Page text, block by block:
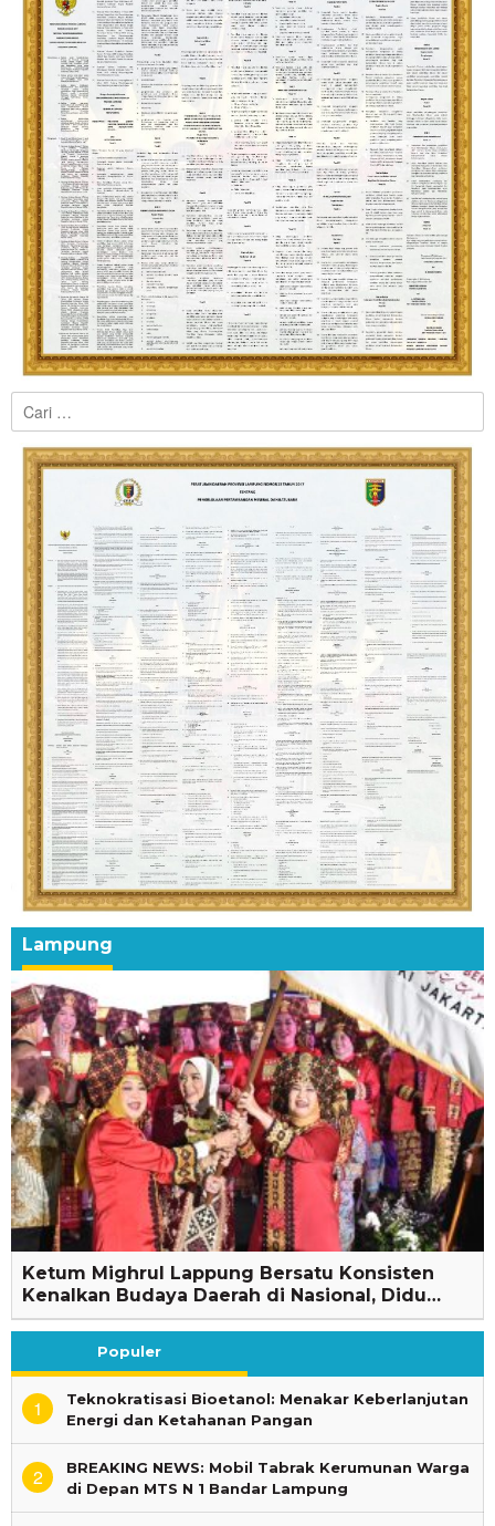
Cari
untuk:
Lampung
Ketum Mighrul Lappung Bersatu Konsisten
Kenalkan Budaya Daerah di Nasional, Didu…
Populer
1
Teknokratisasi Bioetanol: Menakar Keberlanjutan
Energi dan Ketahanan Pangan
2
BREAKING NEWS: Mobil Tabrak Kerumunan Warga
di Depan MTS N 1 Bandar Lampung